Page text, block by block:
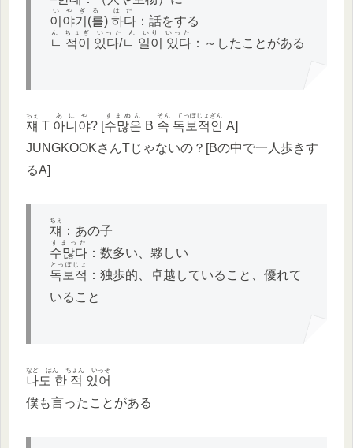
이야기(를) 하다
いやぎる はだ
：話をする
ㄴ 적이 있다/ㄴ 일이 있다
ん ちょぎ いった ん いり いった
：～したことがある
쟤
ちぇ
T 아니야
あにや
? [수많은
すまぬん
B 속 독보적인
そん てっぽじょぎん
A]
JUNGKOOKさんTじゃないの？[Bの中で一人歩きす
るA]
쟤
ちぇ
：あの子
수많다
すまった
：数多い、夥しい
독보적
とっぽじょ
：独歩的、卓越していること、優れて
いること
나도 한 적 있어
など はん ちょん いっそ
僕も言ったことがある